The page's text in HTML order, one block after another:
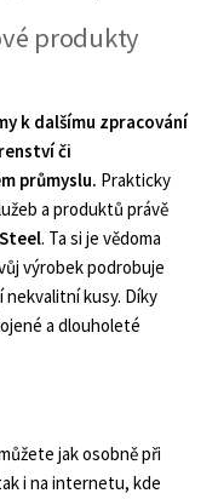
produkty
k dalšímu zpracování
či
průmyslu. Prakticky
a produktů právě
. Ta si je vědoma
výrobek podrobuje
nekvalitní kusy. Díky
a dlouholeté
jak osobně při
i na internetu, kde